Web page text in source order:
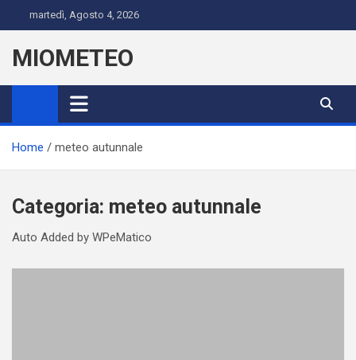
to
content
martedì, Agosto 4, 2026
MIOMETEO
Home meteo autunnale
Categoria: meteo autunnale
Auto Added by WPeMatico